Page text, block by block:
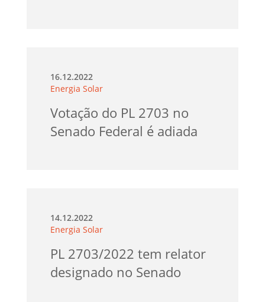
16.12.2022
Energia Solar
Votação do PL 2703 no
Senado Federal é adiada
14.12.2022
Energia Solar
PL 2703/2022 tem relator
designado no Senado